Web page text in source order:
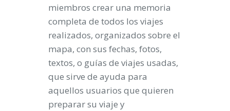
miembros crear una memoria
completa de todos los viajes
realizados, organizados sobre el
mapa, con sus fechas, fotos,
textos, o guías de viajes usadas,
que sirve de ayuda para
aquellos usuarios que quieren
preparar su viaje y